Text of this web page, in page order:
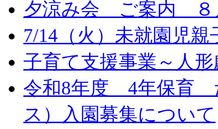
夕涼み会 ご案内 ８
7/14（火）未就園児
子育て支援事業～人
令和8年度 4年保育
ス）入園募集について